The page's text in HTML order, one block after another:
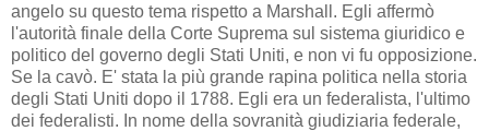
angelo su questo tema rispetto a Marshall. Egli affermò
l'autorità finale della Corte Suprema sul sistema giuridico e
politico del governo degli Stati Uniti, e non vi fu opposizione.
Se la cavò. E' stata la più grande rapina politica nella storia
degli Stati Uniti dopo il 1788. Egli era un federalista, l'ultimo
dei federalisti. In nome della sovranità giudiziaria federale,